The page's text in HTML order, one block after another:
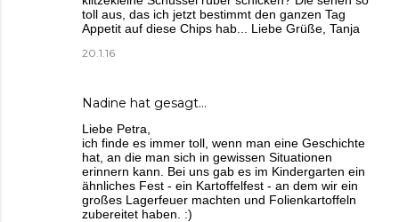
toll aus, das ich jetzt bestimmt den ganzen Tag
Appetit auf diese Chips hab... Liebe Grüße, Tanja
20.1.16
Nadine hat gesagt…
Liebe Petra,
ich finde es immer toll, wenn man eine Geschichte
hat, an die man sich in gewissen Situationen
erinnern kann. Bei uns gab es im Kindergarten ein
ähnliches Fest - ein Kartoffelfest - an dem wir ein
großes Lagerfeuer machten und Folienkartoffeln
zubereitet haben. :)